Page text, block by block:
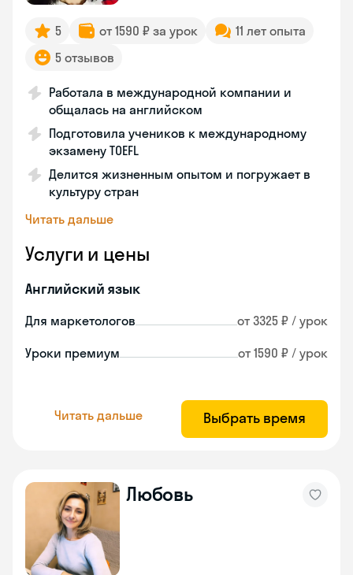
5 от 1590 ₽ за урок
11 лет опыта
5 отзывов
Работала в международной компании и
общалась на английском
Подготовила учеников к международному
экзамену TOEFL
Делится жизненным опытом и погружает в
культуру стран
Читать дальше
Услуги и цены
Английский язык
Для маркетологов от 3325 ₽ / урок
Уроки премиум от 1590 ₽ / урок
Читать дальше Выбрать время
Любовь